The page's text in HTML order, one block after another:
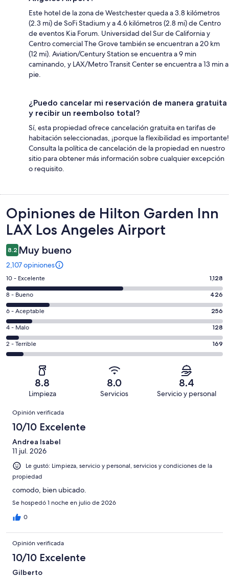
Este hotel de la zona de Westchester queda a 3.8 kilómetros
(2.3 mi) de SoFi Stadium y a 4.6 kilómetros (2.8 mi) de Centro
de eventos Kia Forum. Universidad del Sur de California y
Centro comercial The Grove también se encuentran a 20 km
(12 mi). Aviation/Century Station se encuentra a 9 min
caminando, y LAX/Metro Transit Center se encuentra a 13 min a
pie.
¿Puedo cancelar mi reservación de manera gratuita
y recibir un reembolso total?
Sí, esta propiedad ofrece cancelación gratuita en tarifas de
habitación seleccionadas, ¡porque la flexibilidad es importante!
Consulta la política de cancelación de la propiedad en nuestro
sitio para obtener más información sobre cualquier excepción
o requisito.
Opiniones
Opiniones de Hilton Garden Inn
LAX Los Angeles Airport
8.2 Muy bueno
2,107 opiniones
Puntuación
de
10,
es
decir,
Excelente.
Basada
en
opiniones
10 - Excelente 1,128
Puntuación
de
8,
es
decir,
Bueno.
Basada
opiniones
8 - Bueno 426
Puntuación
de
6,
es
decir,
Aceptable.
de
2107
opiniones
6 - Aceptable 256
Puntuación
de
4,
Basada
128
de
opiniones
4 - Malo 128
Puntuación
de
Terrible.
Basada
169
de
2107
opiniones
2 - Terrible 169
8.8
Limpieza
8.0
Servicios
8.4
Servicio y personal
Opiniones
Opinión verificada
10/10 Excelente
Andrea Isabel
11 jul. 2026
Le gustó: Limpieza, servicio y personal, servicios y condiciones de la
propiedad
comodo, bien ubicado.
Se hospedó 1 noche en julio de 2026
0
Opinión verificada
10/10 Excelente
Gilberto